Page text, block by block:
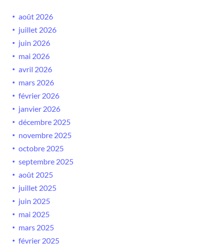
août 2026
juillet 2026
juin 2026
mai 2026
avril 2026
mars 2026
février 2026
janvier 2026
décembre 2025
novembre 2025
octobre 2025
septembre 2025
août 2025
juillet 2025
juin 2025
mai 2025
mars 2025
février 2025